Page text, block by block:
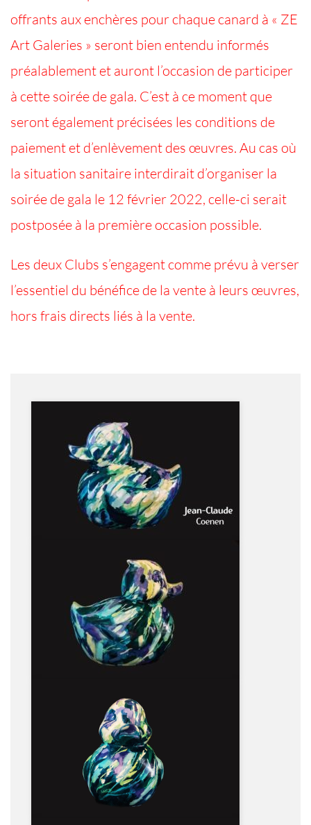
offrants aux enchères pour chaque canard à « ZE
Art Galeries » seront bien entendu informés
préalablement et auront l’occasion de participer
à cette soirée de gala. C’est à ce moment que
seront également précisées les conditions de
paiement et d’enlèvement des œuvres. Au cas où
la situation sanitaire interdirait d’organiser la
soirée de gala le 12 février 2022, celle-ci serait
postposée à la première occasion possible.
Les deux Clubs s’engagent comme prévu à verser
l’essentiel du bénéfice de la vente à leurs œuvres,
hors frais directs liés à la vente.